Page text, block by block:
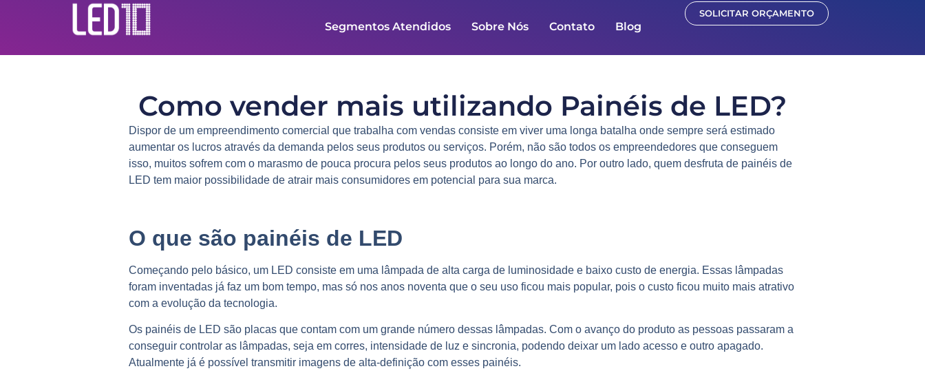
Segmentos Atendidos Sobre Nós Contato Blog
SOLICITAR ORÇAMENTO
Como vender mais utilizando Painéis de LED?
Dispor de um empreendimento comercial que trabalha com vendas consiste em viver uma longa batalha onde sempre será estimado
aumentar os lucros através da demanda pelos seus produtos ou serviços. Porém, não são todos os empreendedores que conseguem
isso, muitos sofrem com o marasmo de pouca procura pelos seus produtos ao longo do ano. Por outro lado, quem desfruta de painéis de
LED tem maior possibilidade de atrair mais consumidores em potencial para sua marca.
O que são painéis de LED
Começando pelo básico, um LED consiste em uma lâmpada de alta carga de luminosidade e baixo custo de energia. Essas lâmpadas
foram inventadas já faz um bom tempo, mas só nos anos noventa que o seu uso ficou mais popular, pois o custo ficou muito mais atrativo
com a evolução da tecnologia.
Os painéis de LED são placas que contam com um grande número dessas lâmpadas. Com o avanço do produto as pessoas passaram a
conseguir controlar as lâmpadas, seja em corres, intensidade de luz e sincronia, podendo deixar um lado acesso e outro apagado.
Atualmente já é possível transmitir imagens de alta-definição com esses painéis.